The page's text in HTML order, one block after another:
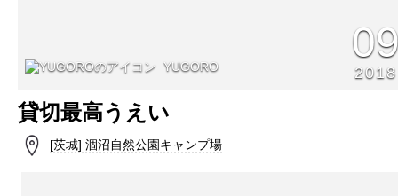
YUGORO 2018
貸切最高うえい
[茨城] 涸沼自然公園キャンプ場